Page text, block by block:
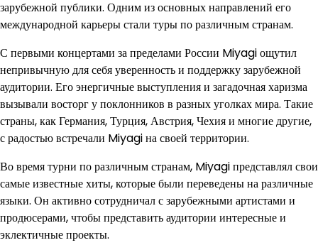
зарубежной публики. Одним из основных направлений его
международной карьеры стали туры по различным странам.
С первыми концертами за пределами России Miyagi ощутил
непривычную для себя уверенность и поддержку зарубежной
аудитории. Его энергичные выступления и загадочная харизма
вызывали восторг у поклонников в разных уголках мира. Такие
страны, как Германия, Турция, Австрия, Чехия и многие другие,
с радостью встречали Miyagi на своей территории.
Во время турни по различным странам, Miyagi представлял свои
самые известные хиты, которые были переведены на различные
языки. Он активно сотрудничал с зарубежными артистами и
продюсерами, чтобы представить аудитории интересные и
эклектичные проекты.